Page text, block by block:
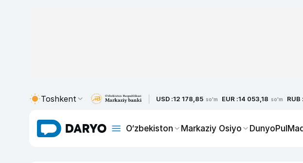
Toshkent USD :12 178,85 so'm EUR :14 053,18 so'm RUB :
O‘zbekiston Markaziy Osiyo DunyoPul